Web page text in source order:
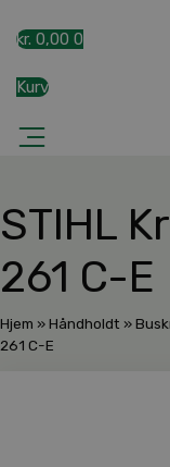
kr. 0,00 0
Kurv
STIHL
261 C-E
Hjem »Håndholdt »
261 C-E